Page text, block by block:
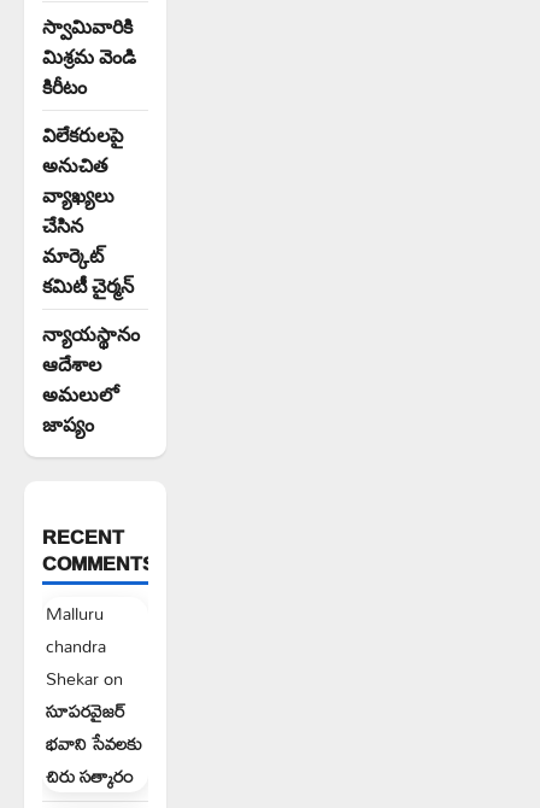
స్వామివారికి
మిశ్రమ వెండి
కిరీటం
విలేకరులపై
అనుచిత
వ్యాఖ్యలు
చేసిన
మార్కెట్
కమిటీ చైర్మన్‌
న్యాయస్థానం
ఆదేశాల
అమలులో
జాప్యం
RECENT
COMMENTS
Malluru
chandra
Shekaron
సూపరవైజర్
భవాని సేవలకు
చిరు సత్కారం